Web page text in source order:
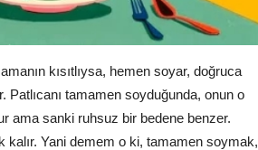
kısıtlıysa, hemen soyar, doğruca
Patlıcanı tamamen soyduğunda, onun o
ama sanki ruhsuz bir bedene benzer.
kalır. Yani demem o ki, tamamen soymak,